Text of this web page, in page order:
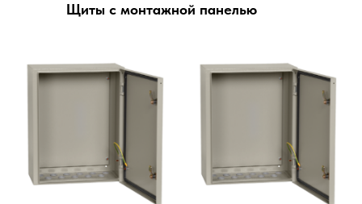
Щиты с монтажной панелью